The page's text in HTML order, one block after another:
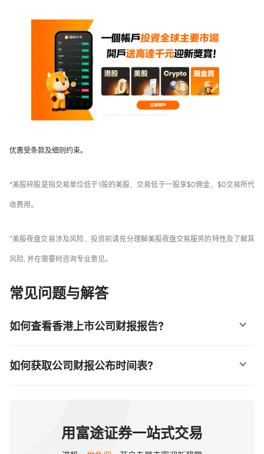
优惠受条款及细则约束。
*美股碎股是指交易单位低于1股的美股，交易低于一股享$0佣金，$0交易所代
收费用。
^美股夜盘交易涉及风险，投资前请充分理解美股夜盘交易服务的特性及了解其
风险, 并在需要时咨询专业意见。
常见问题与解答
如何查看香港上市公司财报报告？
方平台上查询。而富途牛牛以图表形式清晰展示各公司的财
如何获取公司财报公布时间表？
财报公布时间表，并会详细记录每只个股的财报日期和股价
表现。你亦可以直接将关注的个股财报公布日期加入手机日
用富途证券一站式交易